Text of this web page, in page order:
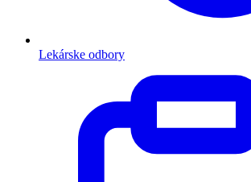
Lekárske odbory